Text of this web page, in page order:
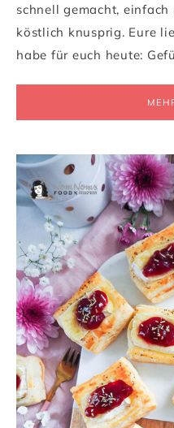
schnell gemacht,
köstlich knusprig. Eure
habe für euch heute: